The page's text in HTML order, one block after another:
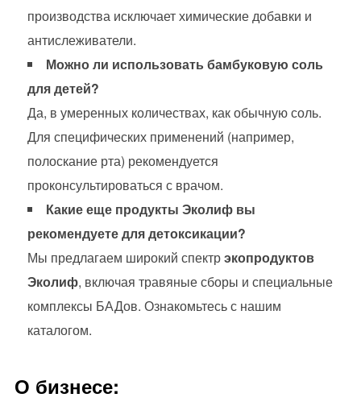
производства исключает химические добавки и
антислеживатели.
Можно ли использовать бамбуковую соль
для детей?
Да, в умеренных количествах, как обычную соль.
Для специфических применений (например,
полоскание рта) рекомендуется
проконсультироваться с врачом.
Какие еще продукты Эколиф вы
рекомендуете для детоксикации?
Мы предлагаем широкий спектрэкопродуктов
Эколиф, включая травяные сборы и специальные
комплексы БАДов. Ознакомьтесь с нашим
каталогом.
О бизнесе: